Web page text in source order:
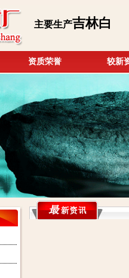
主要生产吉林白
资质荣誉 较新